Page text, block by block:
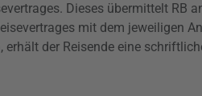
Dieses übermittelt RB
mit dem jeweiligen
erhält der Reisende eine